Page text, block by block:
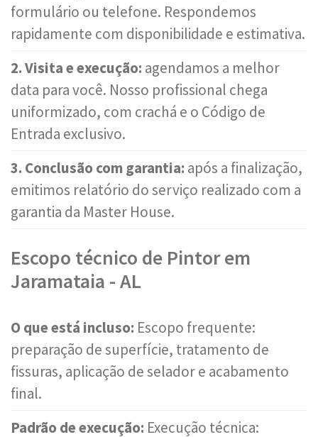
formulário ou telefone. Respondemos
rapidamente com disponibilidade e estimativa.
2. Visita e execução: agendamos a melhor
data para você. Nosso profissional chega
uniformizado, com crachá e o Código de
Entrada exclusivo.
3. Conclusão com garantia: após a finalização,
emitimos relatório do serviço realizado com a
garantia da Master House.
Escopo técnico de Pintor em
Jaramataia - AL
O que está incluso: Escopo frequente:
preparação de superfície, tratamento de
fissuras, aplicação de selador e acabamento
final.
Padrão de execução: Execução técnica: